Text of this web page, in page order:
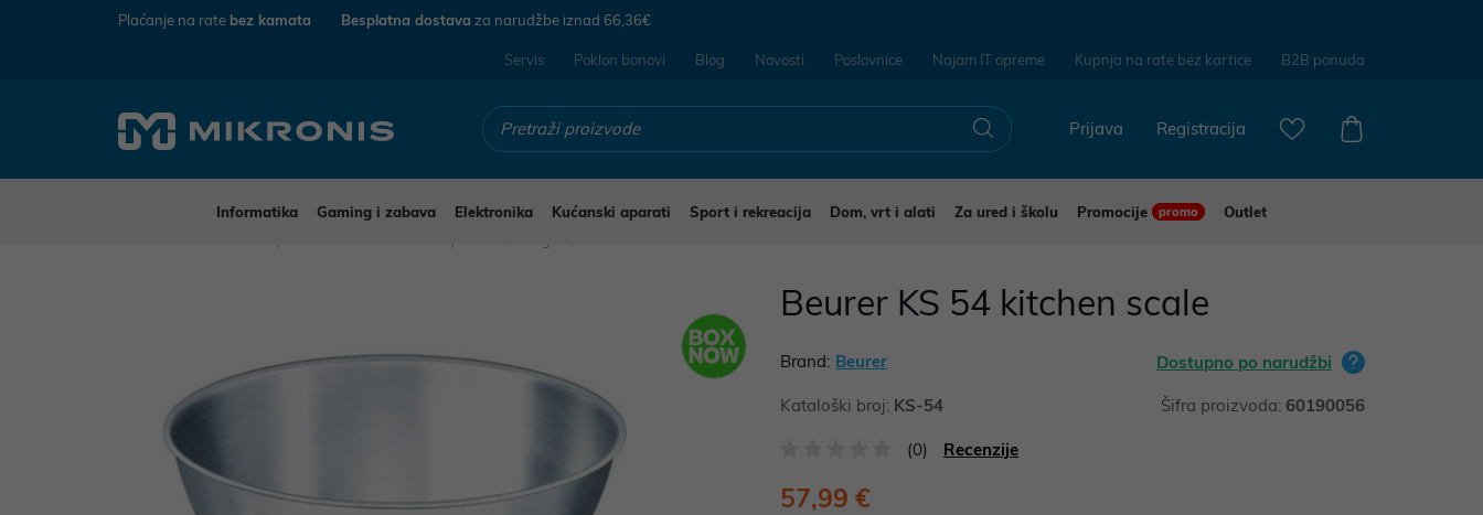
Plaćanje na rate bez kamata Besplatna dostava za narudžbe iznad 66,36€
Servis Poklon bonovi Blog Novosti Poslovnice Najam IT opreme Kupnja na rate bez kartice B2B ponuda
Registracija
Prijava
Informatika Gaming i zabava Elektronika Kućanski aparati Sport i rekreacija Dom, vrt i alati Za ured i školu Promocije promo
Outlet
Beurer KS 54 kitchen scale
Brand: Beurer Dostupno po narudžbi
Kataloški broj: KS-54 Šifra proizvoda: 60190056
(0) Recenzije
57,99 €